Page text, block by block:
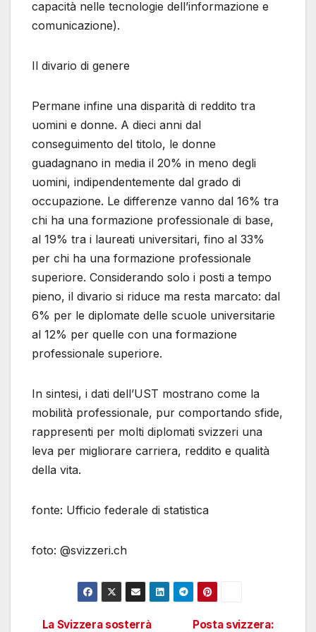
capacità nelle tecnologie dell’informazione e
comunicazione).
Il divario di genere
Permane infine una disparità di reddito tra
uomini e donne. A dieci anni dal
conseguimento del titolo, le donne
guadagnano in media il 20% in meno degli
uomini, indipendentemente dal grado di
occupazione. Le differenze vanno dal 16% tra
chi ha una formazione professionale di base,
al 19% tra i laureati universitari, fino al 33%
per chi ha una formazione professionale
superiore. Considerando solo i posti a tempo
pieno, il divario si riduce ma resta marcato: dal
6% per le diplomate delle scuole universitarie
al 12% per quelle con una formazione
professionale superiore.
In sintesi, i dati dell’UST mostrano come la
mobilità professionale, pur comportando sfide,
rappresenti per molti diplomati svizzeri una
leva per migliorare carriera, reddito e qualità
della vita.
fonte: Ufficio federale di statistica
foto: @svizzeri.ch
Posta svizzera:
La Svizzera sosterrà